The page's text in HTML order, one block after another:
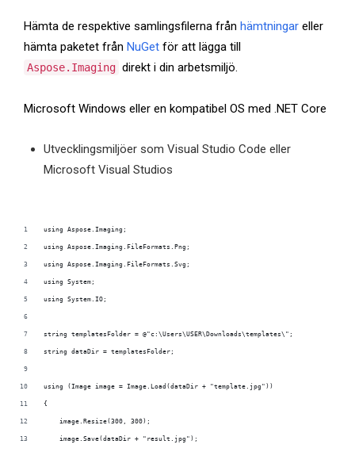
Hämta de respektive samlingsfilerna från hämtningar eller
hämta paketet från NuGet för att lägga till
Aspose.Imaging direkt i din arbetsmiljö.
Microsoft Windows eller en kompatibel OS med .NET Core
Utvecklingsmiljöer som Visual Studio Code eller
Microsoft Visual Studios